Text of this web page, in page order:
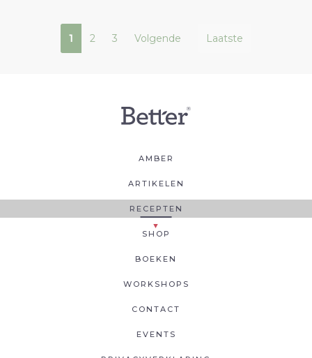
1 2 3 Volgende Laatste
AMBER
ARTIKELEN
RECEPTEN
SHOP
BOEKEN
WORKSHOPS
CONTACT
EVENTS